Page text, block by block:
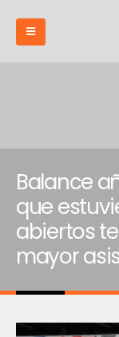
Balance
que
abiertos
mayor